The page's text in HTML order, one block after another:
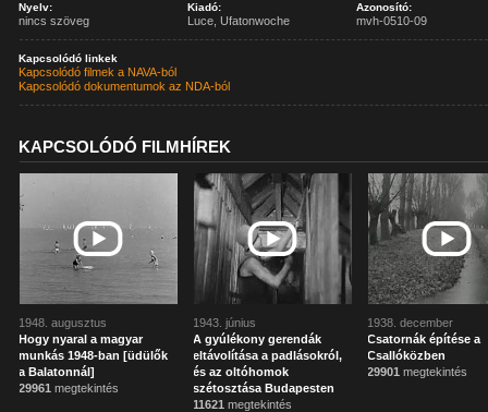
Nyelv:
nincs szöveg
Kiadó:
Luce, Ufatonwoche
Azonosító:
mvh-0510-09
Kapcsolódó linkek
Kapcsolódó filmek a NAVA-ból
Kapcsolódó dokumentumok az NDA-ból
KAPCSOLÓDÓ FILMHÍREK
1948. augusztus
Hogy nyaral a magyar
munkás 1948-ban [üdülők
a Balatonnál]
29961 megtekintés
1943. június
A gyúlékony gerendák
eltávolítása a padlásokról,
és az oltóhomok
szétosztása Budapesten
11621 megtekintés
1938. december
Csatornák építése a
Csallóközben
29901 megtekintés